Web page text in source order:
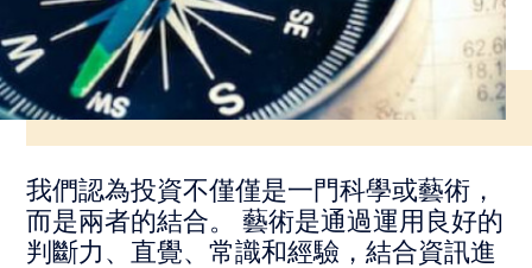
我們認為投資不僅僅是一門科學或藝術，
而是兩者的結合。 藝術是通過運用良好的
判斷力、直覺、常識和經驗，結合資訊進